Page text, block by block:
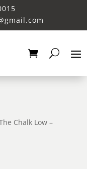
Chalk Low –